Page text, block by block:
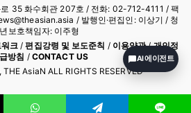
로 35 화수회관 207호 / 전화: 02-712-4111 / 팩
/ 발행인·편집인: 이상기 / 청
보호책임자: 이주형
크 /편집강령 및 보도준칙 / 이용약관/개인정
방침 / CONTACT US
THE AsiaN ALL RIGHTS RESERVED
AI 에이전트